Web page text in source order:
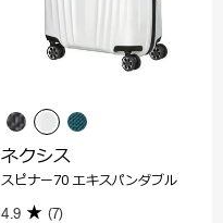
ネクシス
スピナー70 エキスパンダブル
4.9 (7)